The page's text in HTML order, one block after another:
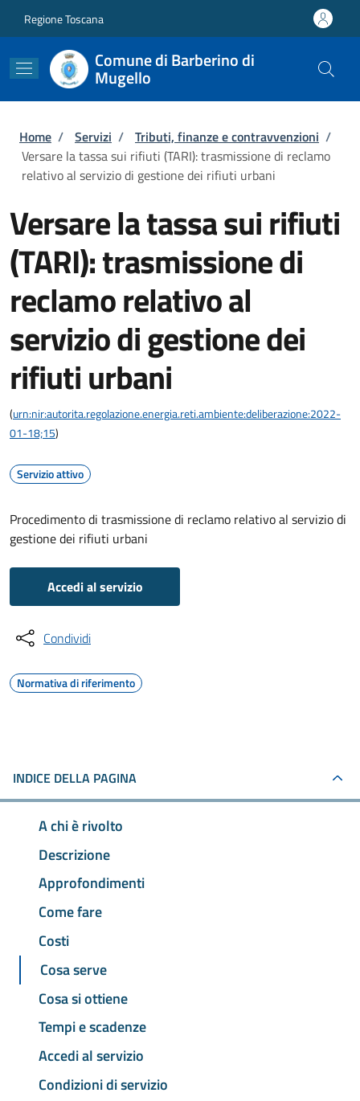
Regione Toscana
Comune di Barberino di
Mugello
Briciole di pane
Home / Servizi / Tributi, finanze e contravvenzioni /
Versare la tassa sui rifiuti (TARI): trasmissione di reclamo
relativo al servizio di gestione dei rifiuti urbani
Versare la tassa sui rifiuti
(TARI): trasmissione di
reclamo relativo al
servizio di gestione dei
rifiuti urbani
(urn:nir:autorita.regolazione.energia.reti.ambiente:deliberazione:2022-
01-18;15)
Servizio attivo
Procedimento di trasmissione di reclamo relativo al servizio di
gestione dei rifiuti urbani
Accedi al servizio
Condividi
Normativa di riferimento
INDICE DELLA PAGINA
A chi è rivolto
Descrizione
Approfondimenti
Come fare
Costi
Cosa serve
Cosa si ottiene
Tempi e scadenze
Accedi al servizio
Condizioni di servizio